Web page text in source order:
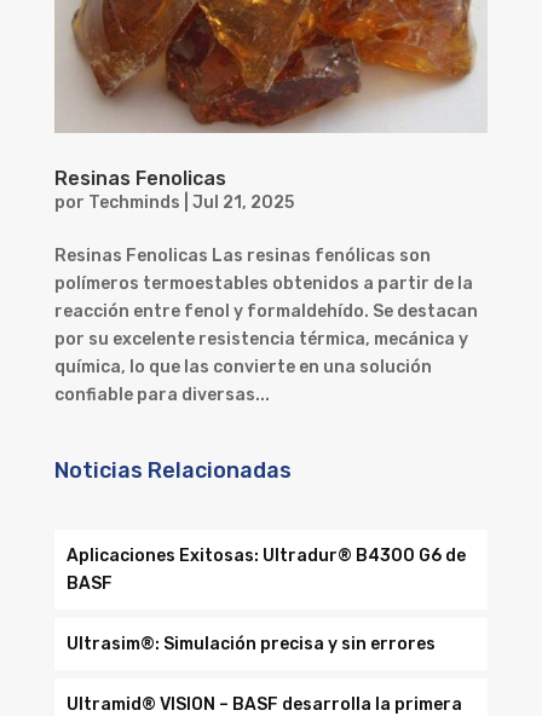
Resinas Fenolicas
por Techminds Jul 21, 2025
Resinas Fenolicas Las resinas fenólicas son
polímeros termoestables obtenidos a partir de la
reacción entre fenol y formaldehído. Se destacan
por su excelente resistencia térmica, mecánica y
química, lo que las convierte en una solución
confiable para diversas...
Noticias Relacionadas
Aplicaciones Exitosas: Ultradur® B4300 G6 de
BASF
Ultrasim®: Simulación precisa y sin errores
Ultramid® VISION – BASF desarrolla la primera